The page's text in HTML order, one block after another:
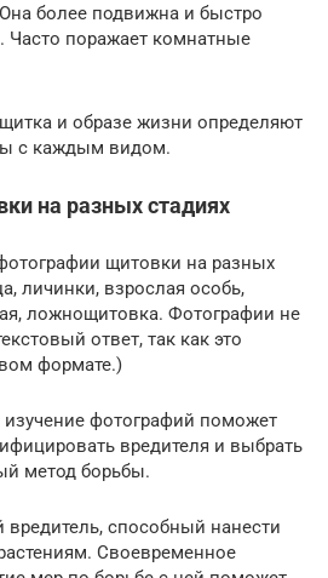
более подвижна и быстро
Часто поражает комнатные
и образе жизни определяют
с каждым видом.
на разных стадиях
щитовки на разных
личинки, взрослая особь,
ложнощитовка. Фотографии не
ответ, так как это
формате.)
фотографий поможет
вредителя и выбрать
метод борьбы.
способный нанести
Своевременное